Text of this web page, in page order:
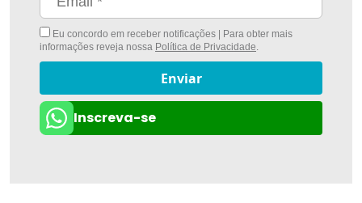
Eu concordo em receber notificações | Para obter mais
informações reveja nossa Política de Privacidade.
Enviar
Inscreva-se